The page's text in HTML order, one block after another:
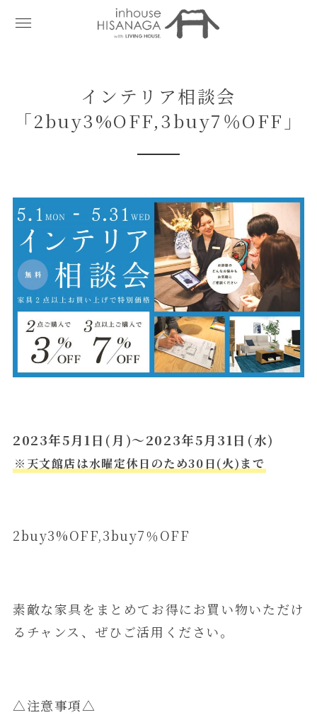
インテリア相談会
「2buy3%OFF,3buy7％OFF」
2023年5月1日(月)～2023年5月31日(水)
※天文館店は水曜定休日のため30日(火)まで
2buy3%OFF,3buy7％OFF
素敵な家具をまとめてお得にお買い物いただけ
るチャンス、ぜひご活用ください。
△注意事項△